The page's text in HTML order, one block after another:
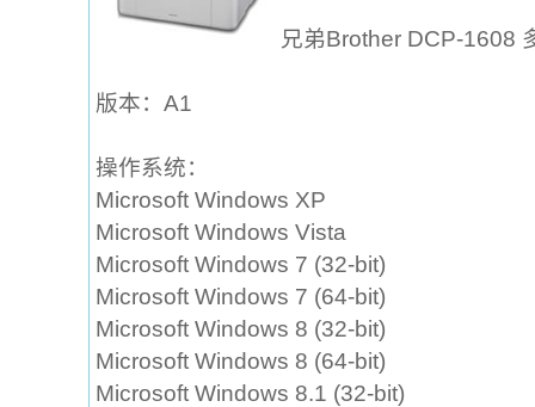
兄弟Brother DCP-1608
版本：A1
操作系统：
Microsoft Windows XP
Microsoft Windows Vista
Microsoft Windows 7 (32-bit)
Microsoft Windows 7 (64-bit)
Microsoft Windows 8 (32-bit)
Microsoft Windows 8 (64-bit)
Microsoft Windows 8.1 (32-bit)